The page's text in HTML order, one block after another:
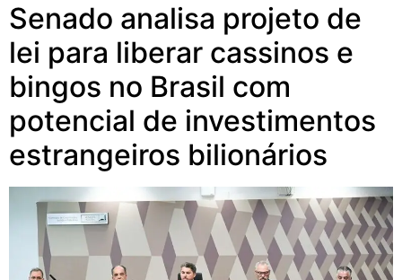
Senado analisa projeto de
lei para liberar cassinos e
bingos no Brasil com
potencial de investimentos
estrangeiros bilionários